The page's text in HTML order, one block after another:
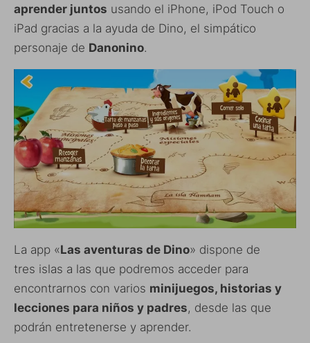
aprender juntos usando el iPhone, iPod Touch o
iPad gracias a la ayuda de Dino, el simpático
personaje de Danonino.
La app «Las aventuras de Dino» dispone de
tres islas a las que podremos acceder para
encontrarnos con varios minijuegos, historias y
lecciones para niños y padres, desde las que
podrán entretenerse y aprender.